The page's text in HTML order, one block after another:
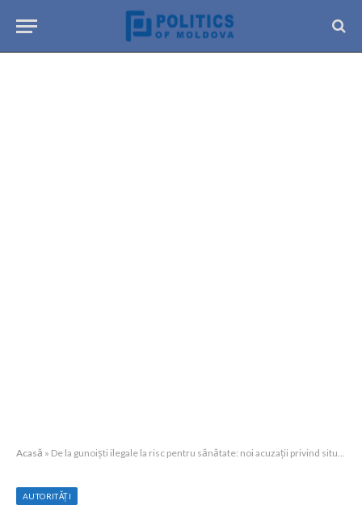
Acasă » De la gunoiști ilegale la risc pentru sănătate: noi acuzații privind situația de la Băcioi
AUTORITĂȚI